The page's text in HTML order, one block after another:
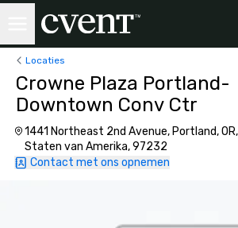
Locaties
Crowne Plaza Portland-
Downtown Conv Ctr
1441 Northeast 2nd Avenue, Portland,
Staten van Amerika, 97232
Contact met ons opnemen